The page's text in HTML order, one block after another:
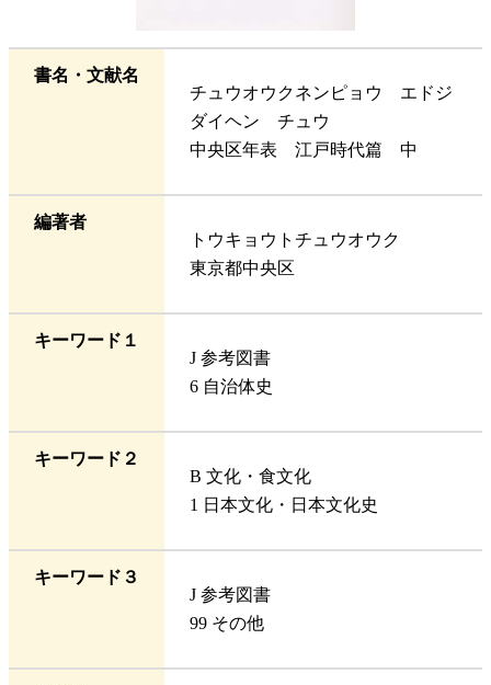
書名・文献名
チュウオウクネンピョウ エドジ
ダイヘン チュウ
中央区年表 江戸時代篇 中
編著者
トウキョウトチュウオウク
東京都中央区
キーワード１
J 参考図書
6 自治体史
キーワード２
B 文化・食文化
1 日本文化・日本文化史
キーワード３
J 参考図書
99 その他